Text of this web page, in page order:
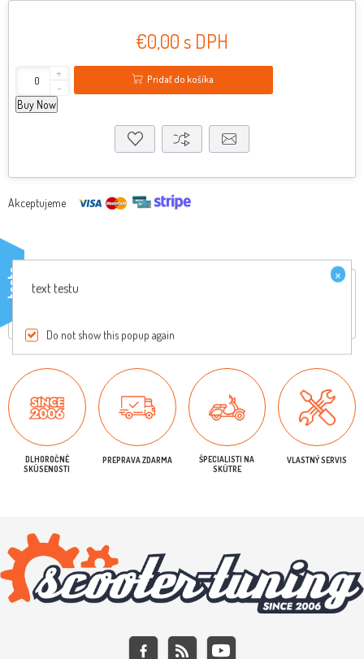
€0,00 s DPH
+
-
Pridať do košíka
Buy Now
Akceptujeme
Reviews
DLHOROČNÉ
SKÚSENOSTI
PREPRAVA ZDARMA
ŠPECIALISTI NA
SKÚTRE
VLASTNÝ SERVIS
testo ×
text testu
Do not show this popup again